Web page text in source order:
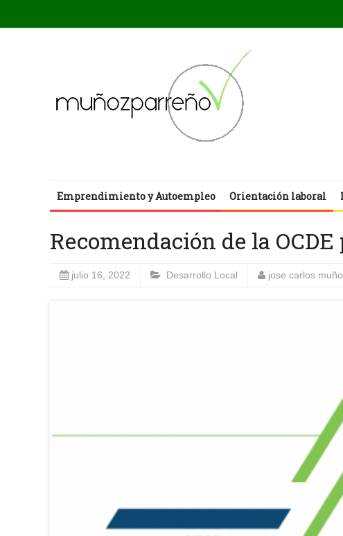
Emprendimiento y Autoempleo Orientación laboral
Recomendación de la
julio 16, 2022 Desarrollo Local jose carlos